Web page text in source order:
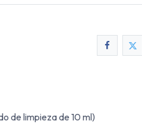
de limpieza de 10 ml)